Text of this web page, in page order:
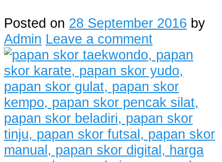
Posted on 28 September 2016 by
Admin Leave a comment